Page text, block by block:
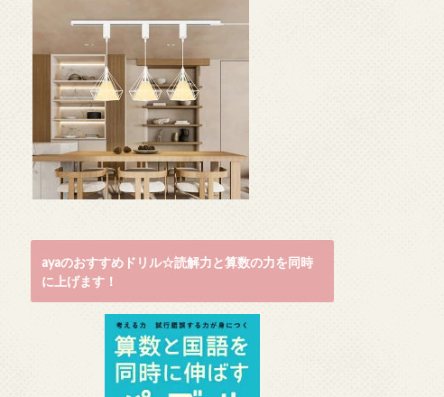
ayaのおすすめドリル☆読解力と算数の力を同時
に上げます！